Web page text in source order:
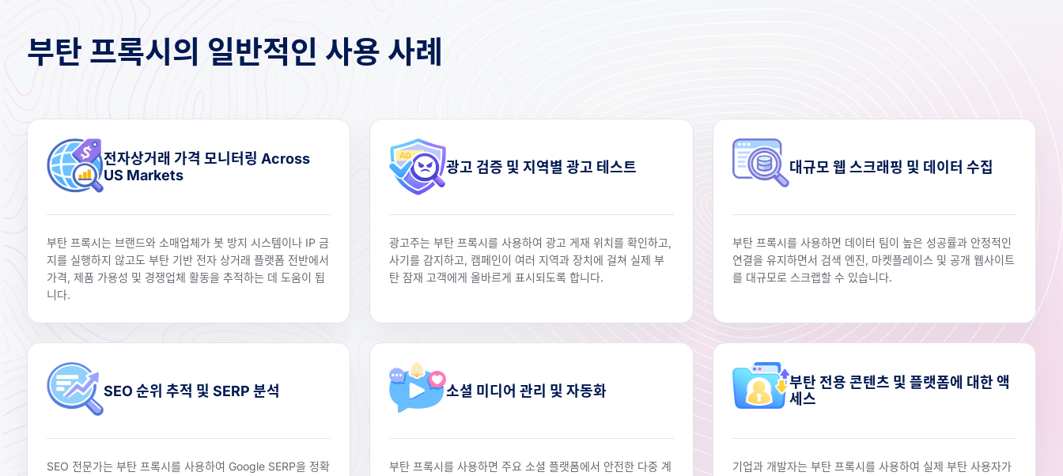
부탄 프록시의 일반적인 사용 사례
전자상거래 가격 모니터링 Across
US Markets
부탄 프록시는 브랜드와 소매업체가 봇 방지 시스템이나 IP 금
지를 실행하지 않고도 부탄 기반 전자 상거래 플랫폼 전반에서
가격, 제품 가용성 및 경쟁업체 활동을 추적하는 데 도움이 됩
니다.
광고 검증 및 지역별 광고 테스트
광고주는 부탄 프록시를 사용하여 광고 게재 위치를 확인하고,
사기를 감지하고, 캠페인이 여러 지역과 장치에 걸쳐 실제 부
탄 잠재 고객에게 올바르게 표시되도록 합니다.
대규모 웹 스크래핑 및 데이터 수집
부탄 프록시를 사용하면 데이터 팀이 높은 성공률과 안정적인
연결을 유지하면서 검색 엔진, 마켓플레이스 및 공개 웹사이트
를 대규모로 스크랩할 수 있습니다.
SEO 순위 추적 및 SERP 분석
SEO 전문가는 부탄 프록시를 사용하여 Google SERP을 정확
소셜 미디어 관리 및 자동화
부탄 프록시를 사용하면 주요 소셜 플랫폼에서 안전한 다중 계
부탄 전용 콘텐츠 및 플랫폼에 대한 액
세스
기업과 개발자는 부탄 프록시를 사용하여 실제 부탄 사용자가